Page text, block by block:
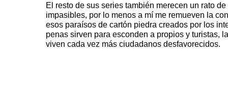
El resto de sus series también merecen un rato
impasibles, por lo menos a mí me remueven la
esos paraísos de cartón piedra creados por los
penas sirven para esconden a propios y turistas,
viven cada vez más ciudadanos desfavorecidos.